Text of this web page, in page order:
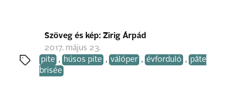
Szöveg és kép: Zirig Árpád
2017. május 23.
pite , húsos pite , válóper , évforduló , pâte
brisée